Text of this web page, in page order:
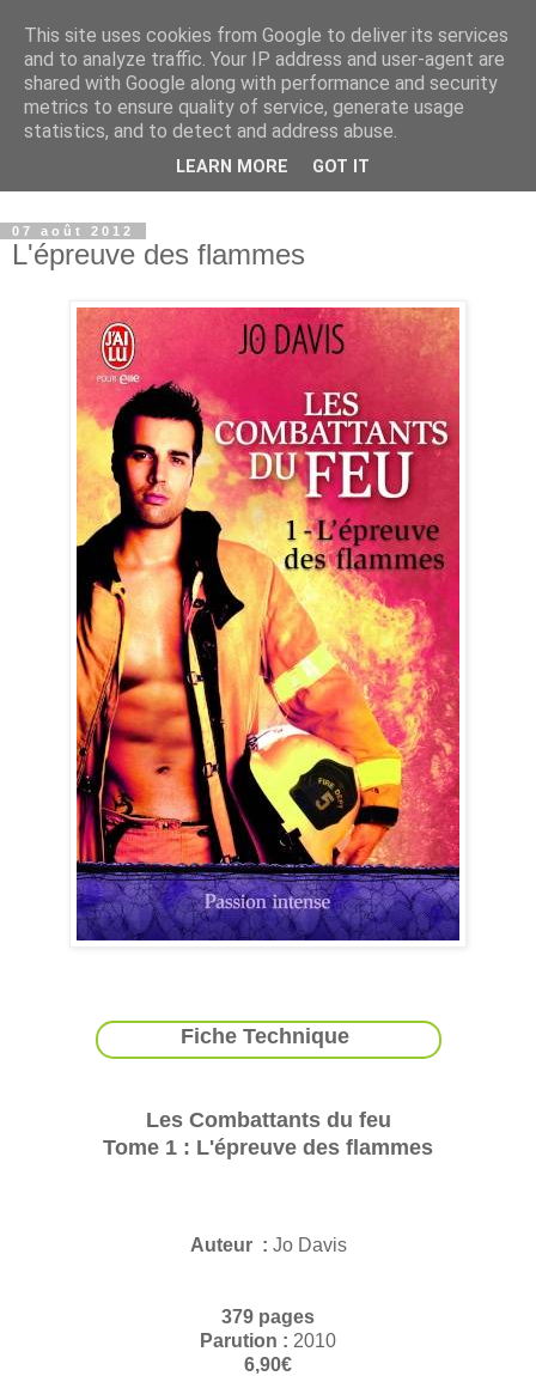
Paradise Book - Un paradis
où les livres sont à
l'honneur
07 août 2012
L'épreuve des flammes
Fiche Technique
Les Combattants du feu
Tome 1 : L'épreuve des flammes
Auteur : Jo Davis
379 pages
Parution : 2010
6,90€
This site uses cookies from Google to deliver its services
and to analyze traffic. Your IP address and user-agent are
shared with Google along with performance and security
metrics to ensure quality of service, generate usage
statistics, and to detect and address abuse.
LEARN MORE GOT IT